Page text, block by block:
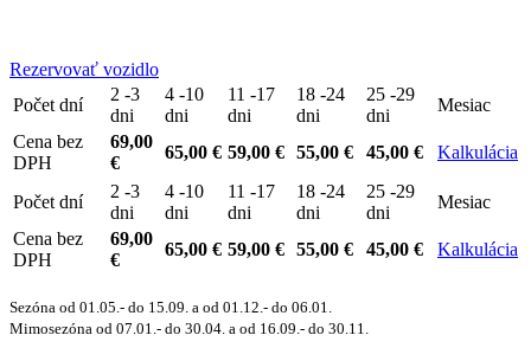
Rezervovať vozidlo
Počet dní
2 -3
dni
4 -10
dni
11 -17
dni
18 -24
dni
25 -29
dni
Mesiac
Cena bez
DPH
69,00
€
65,00 € 59,00 € 55,00 € 45,00 € Kalkulácia
Počet dní
2 -3
dni
4 -10
dni
11 -17
dni
18 -24
dni
25 -29
dni
Mesiac
Cena bez
DPH
69,00
€
65,00 € 59,00 € 55,00 € 45,00 € Kalkulácia
Sezóna od 01.05.- do 15.09. a od 01.12.- do 06.01.
Mimosezóna od 07.01.- do 30.04. a od 16.09.- do 30.11.